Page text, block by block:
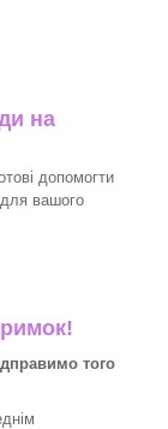
на
допомогти
вашого
того